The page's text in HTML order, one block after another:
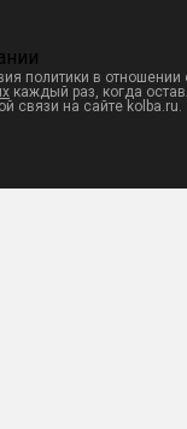
политики в отношении
каждый раз, когда
связи на сайте kolba.ru.